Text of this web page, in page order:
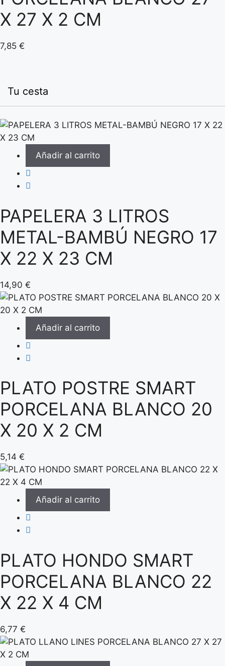
X 27 X 2 CM
7,85 €
Tu cesta
Añadir al carrito
PAPELERA 3 LITROS
METAL-BAMBÚ NEGRO 17
X 22 X 23 CM
14,90 €
Añadir al carrito
PLATO POSTRE SMART
PORCELANA BLANCO 20
X 20 X 2 CM
5,14 €
Añadir al carrito
PLATO HONDO SMART
PORCELANA BLANCO 22
X 22 X 4 CM
6,77 €